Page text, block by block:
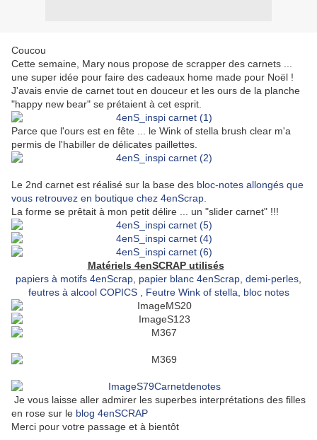
Coucou
Cette semaine, Mary nous propose de scrapper des carnets ...
une super idée pour faire des cadeaux home made pour Noël !
J'avais envie de carnet tout en douceur et les ours de la planche
"happy new bear" se prétaient à cet esprit.
Parce que l'ours est en fête ... le Wink of stella brush clear m'a
permis de l'habiller de délicates paillettes.
Le 2nd carnet est réalisé sur la base des bloc-notes allongés que
vous retrouvez en boutique chez 4enScrap
La forme se prêtait à mon petit délire ... un "slider carnet" !!!
Matériels 4enSCRAP utilisés
papiers à motifs 4enScrap papier blanc 4enScrap demi-perles
feutres à alcool COPICS
Feutre Wink of stella, bloc notes
Je vous laisse aller admirer les superbes interprétations des filles
en rose sur le blog 4enSCRAP
Merci pour votre passage et à bientôt